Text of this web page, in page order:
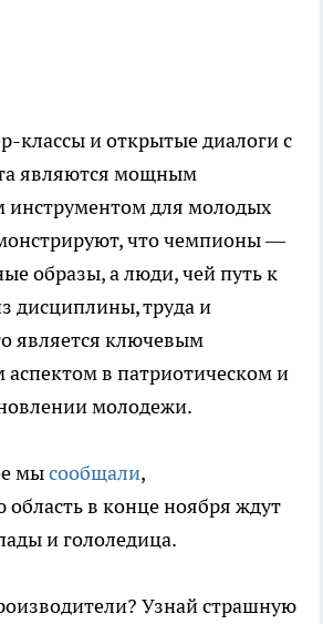
классы и открытые диалоги с
являются мощным
для молодых
что чемпионы —
образы, а люди, чей путь к
дисциплины, труда и
является ключевым
аспектом в патриотическом и
молодежи.
мысообщали,
область в конце ноября ждут
и гололедица.
Узнай страшную